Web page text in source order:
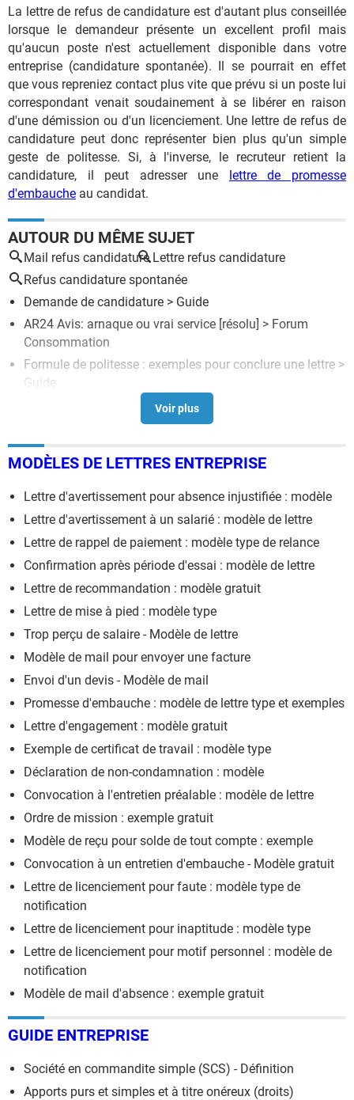
La lettre de refus de candidature est d'autant plus conseillée
lorsque le demandeur présente un excellent profil mais
qu'aucun poste n'est actuellement disponible dans votre
entreprise (candidature spontanée). Il se pourrait en effet
que vous repreniez contact plus vite que prévu si un poste lui
correspondant venait soudainement à se libérer en raison
d'une démission ou d'un licenciement. Une lettre de refus de
candidature peut donc représenter bien plus qu'un simple
geste de politesse. Si, à l'inverse, le recruteur retient la
candidature, il peut adresser une lettre de promesse
d'embauche au candidat.
AUTOUR DU MÊME SUJET
Mail refus candidature Lettre refus candidature
Refus candidature spontanée
Demande de candidature > Guide
AR24 Avis: arnaque ou vrai service [résolu] > Forum
Consommation
Formule de politesse : exemples pour conclure une lettre >
Guide
Modèle lettre candidature conseil syndical
Bon pour accord : modèle de lettre
MODÈLES DE LETTRES ENTREPRISE
Lettre d'avertissement pour absence injustifiée : modèle
Lettre d'avertissement à un salarié : modèle de lettre
Lettre de rappel de paiement : modèle type de relance
Confirmation après période d'essai : modèle de lettre
Lettre de recommandation : modèle gratuit
Lettre de mise à pied : modèle type
Trop perçu de salaire - Modèle de lettre
Modèle de mail pour envoyer une facture
Envoi d'un devis - Modèle de mail
Promesse d'embauche : modèle de lettre type et exemples
Lettre d'engagement : modèle gratuit
Exemple de certificat de travail : modèle type
Déclaration de non-condamnation : modèle
Convocation à l'entretien préalable : modèle de lettre
Ordre de mission : exemple gratuit
Modèle de reçu pour solde de tout compte : exemple
Convocation à un entretien d'embauche - Modèle gratuit
Lettre de licenciement pour faute : modèle type de
notification
Lettre de licenciement pour inaptitude : modèle type
Lettre de licenciement pour motif personnel : modèle de
notification
Modèle de mail d'absence : exemple gratuit
GUIDE ENTREPRISE
Société en commandite simple (SCS) - Définition
Apports purs et simples et à titre onéreux (droits)